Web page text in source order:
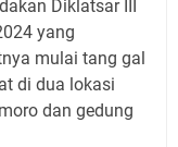
Diklatsar III
yang
mulai tang gal
di dua lokasi
dan gedung